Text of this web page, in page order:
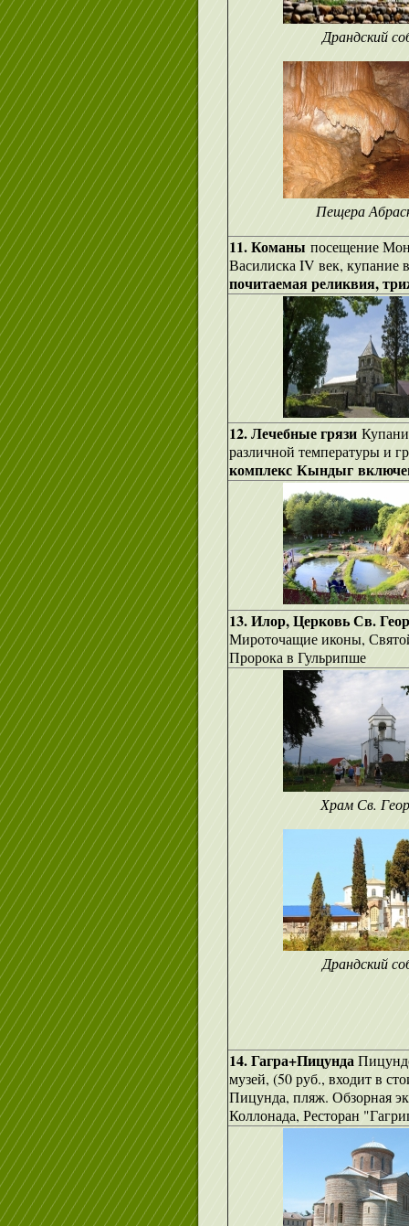
Драндский
Пещера
11. Команы посещение
Василиска IV век, купание
почитаемая реликвия,
12. Лечебные грязи
различной температуры и
комплекс Кындыг
13. Илор, Церковь Св.
Мироточащие иконы,
Пророка в Гульрипше
Храм Св.
Драндский
14. Гагра+Пицунда
музей, (50 руб., входит в
Пицунда, пляж. Обзорная
Коллонада, Ресторан